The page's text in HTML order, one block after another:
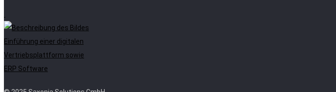
Einführung einer digitalen
Vertriebsplattform sowie
ERP Software